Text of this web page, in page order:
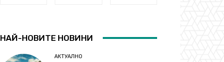
НАЙ-НОВИТЕ НОВИНИ
АКТУАЛНО